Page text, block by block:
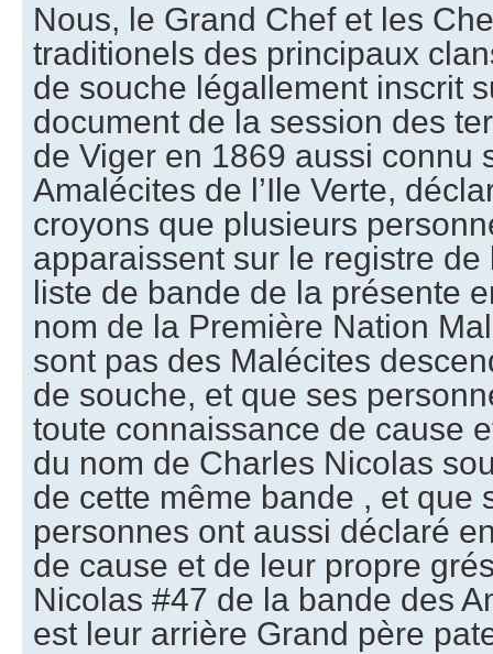
Nous, le Grand Chef et les
traditionels des principaux
de souche légallement inscrit
document de la session des
de Viger en 1869 aussi connu
Amalécites de l’Ile Verte,
croyons que plusieurs
apparaissent sur le registre
liste de bande de la présente
nom de la Première Nation
sont pas des Malécites
de souche, et que ses
toute connaissance de cause
du nom de Charles Nicolas
de cette même bande , et que
personnes ont aussi déclaré
de cause et de leur propre
Nicolas #47 de la bande des
est leur arrière Grand père